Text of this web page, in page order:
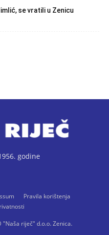
se vratili u Zenicu
godine
Pravila korištenja
riječ" d.o.o. Zenica.